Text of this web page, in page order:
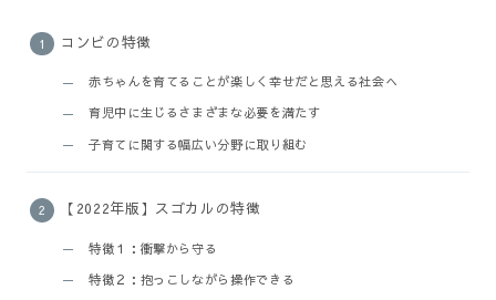
コンビの特徴
赤ちゃんを育てることが楽しく幸せだと思える社会へ
育児中に生じるさまざまな必要を満たす
子育てに関する幅広い分野に取り組む
【2022年版】スゴカルの特徴
特徴１：衝撃から守る
特徴２：抱っこしながら操作できる